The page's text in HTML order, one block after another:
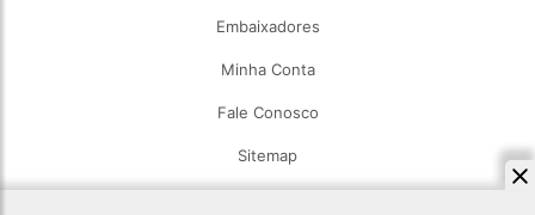
Embaixadores
Minha Conta
Fale Conosco
Sitemap